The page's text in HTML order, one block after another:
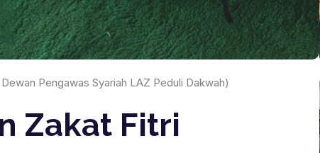
Pengawas Syariah LAZ Peduli Dakwah)
Zakat Fitri